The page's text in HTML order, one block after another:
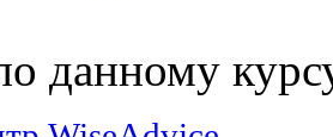
данному